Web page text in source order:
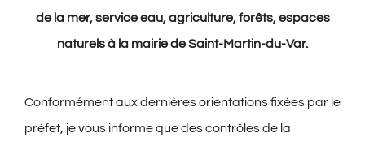
de la mer, service eau, agriculture, forêts, espaces
naturels à la mairie de Saint-Martin-du-Var.
Conformément aux dernières orientations fixées par le
préfet, je vous informe que des contrôles de la